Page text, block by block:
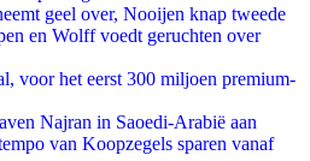
geel over, Nooijen knap tweede
en Wolff voedt geruchten over
voor het eerst 300 miljoen premium-
Najran in Saoedi-Arabië aan
van Koopzegels sparen vanaf